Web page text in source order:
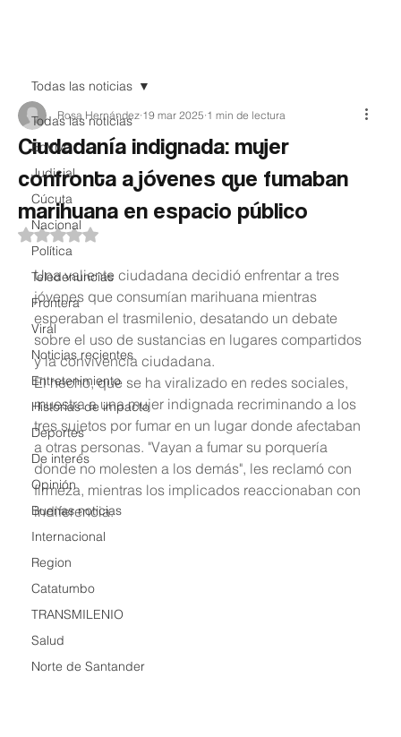
Todas las noticias
EnVivo
Judicial
Cúcuta
Nacional
Política
Teledenuncias
Frontera
Viral
Noticias recientes
Entretenimiento
Historias de impacto
Deportes
De interés
Opinión
Buenas noticias
Internacional
Region
Catatumbo
TRANSMILENIO
Salud
Norte de Santander
Todas las noticias
Ciudadanía indignada: mujer
confronta a jóvenes que fumaban
marihuana en espacio público
Rosa Hernández 19 mar 2025 1 min de lectura
Obtuvo NaN de 5 estrellas.
Una valiente ciudadana decidió enfrentar a tres
jóvenes que consumían marihuana mientras
esperaban el trasmilenio, desatando un debate
sobre el uso de sustancias en lugares compartidos
y la convivencia ciudadana.
El hecho, que se ha viralizado en redes sociales,
muestra a una mujer indignada recriminando a los
tres sujetos por fumar en un lugar donde afectaban
a otras personas. "Vayan a fumar su porquería
donde no molesten a los demás", les reclamó con
firmeza, mientras los implicados reaccionaban con
indiferencia.